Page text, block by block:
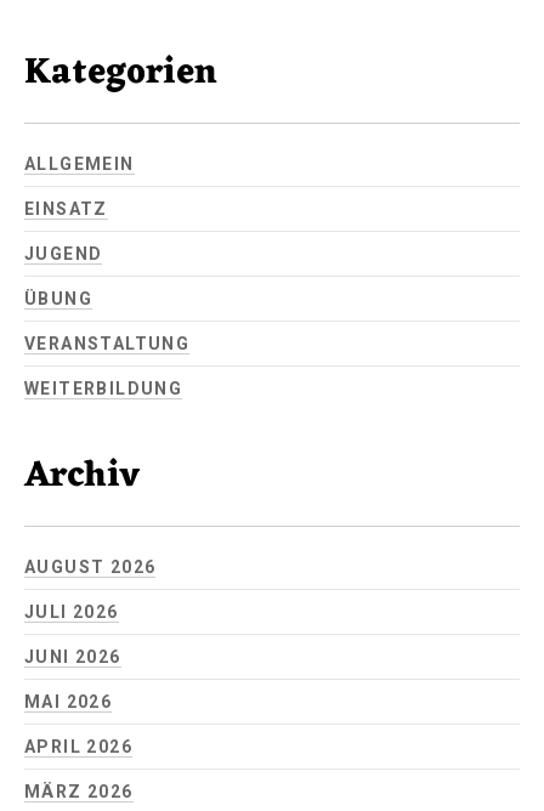
Kategorien
ALLGEMEIN
EINSATZ
JUGEND
ÜBUNG
VERANSTALTUNG
WEITERBILDUNG
Archiv
AUGUST 2026
JULI 2026
JUNI 2026
MAI 2026
APRIL 2026
MÄRZ 2026